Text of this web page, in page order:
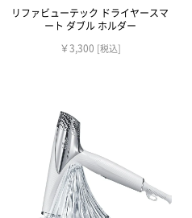
リファビューテック ドライヤースマ
ート ダブル ホルダー
￥3,300 [税込]